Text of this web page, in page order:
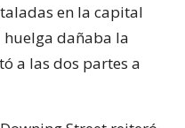
en la capital
dañaba la
a las dos partes a